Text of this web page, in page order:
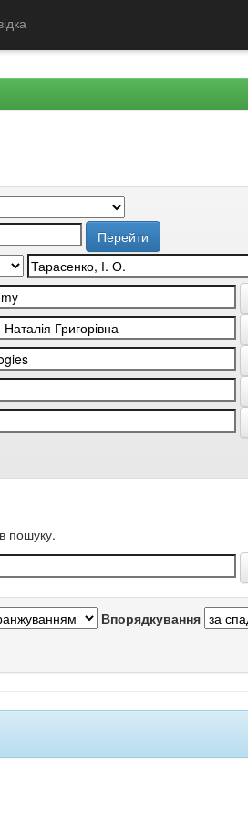
пошуку.
Впорядкування